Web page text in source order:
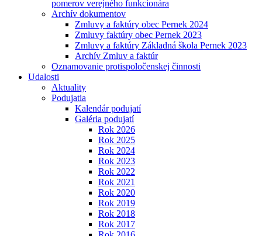
pomerov verejného funkcionára
Archív dokumentov
Zmluvy a faktúry obec Pernek 2024
Zmluvy faktúry obec Pernek 2023
Zmluvy a faktúry Základná škola Pernek 2023
Archív Zmluv a faktúr
Oznamovanie protispoločenskej činnosti
Udalosti
Aktuality
Podujatia
Kalendár podujatí
Galéria podujatí
Rok 2026
Rok 2025
Rok 2024
Rok 2023
Rok 2022
Rok 2021
Rok 2020
Rok 2019
Rok 2018
Rok 2017